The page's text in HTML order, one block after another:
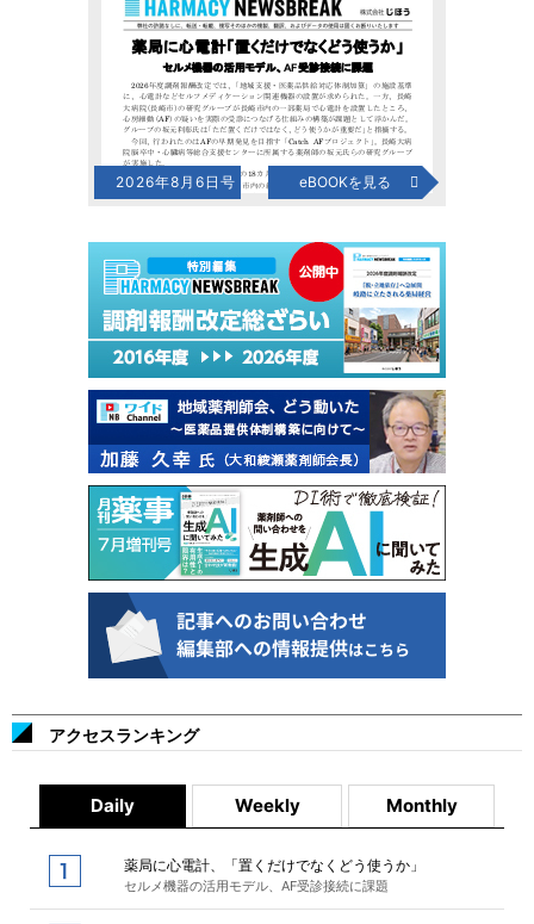
2026年8月6日号 eBOOKを見る
アクセスランキング
Daily Weekly Monthly
薬局に心電計、「置くだけでなくどう使うか」
セルメ機器の活用モデル、AF受診接続に課題